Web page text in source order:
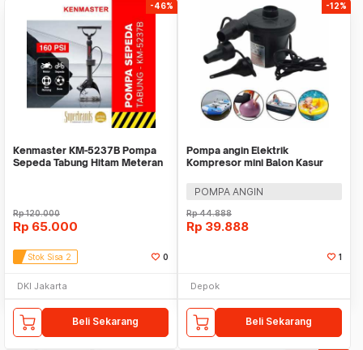
-46%
Kenmaster KM-5237B Pompa
Sepeda Tabung Hitam Meteran
Rp120.000
Rp 65.000
Stok Sisa 2 0
DKI Jakarta
Beli Sekarang
-12%
Pompa angin Elektrik
Kompresor mini Balon Kasur
POMPA ANGIN
Rp44.888
Rp 39.888
1
Depok
Beli Sekarang